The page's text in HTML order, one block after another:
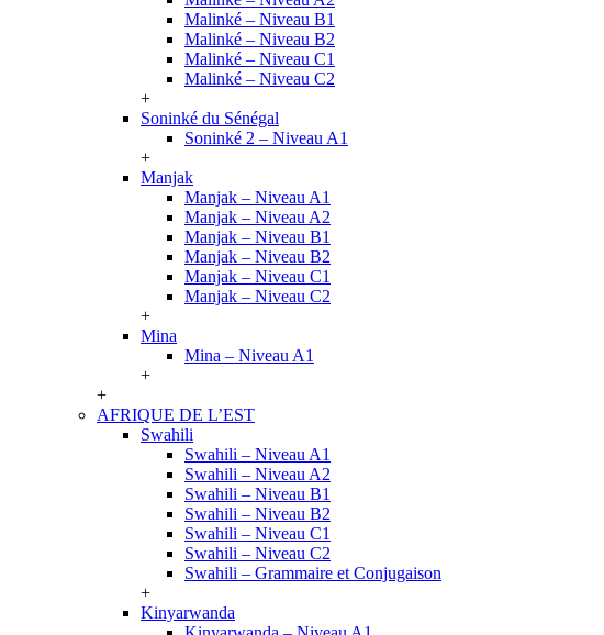
Malinké – Niveau B1
Malinké – Niveau B2
Malinké – Niveau C1
Malinké – Niveau C2
+
Soninké du Sénégal
Soninké 2 – Niveau A1
+
Manjak
Manjak – Niveau A1
Manjak – Niveau A2
Manjak – Niveau B1
Manjak – Niveau B2
Manjak – Niveau C1
Manjak – Niveau C2
+
Mina
Mina – Niveau A1
+
+
AFRIQUE DE L’EST
Swahili
Swahili – Niveau A1
Swahili – Niveau A2
Swahili – Niveau B1
Swahili – Niveau B2
Swahili – Niveau C1
Swahili – Niveau C2
Swahili – Grammaire et Conjugaison
+
Kinyarwanda